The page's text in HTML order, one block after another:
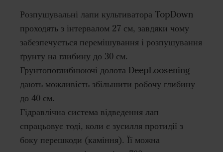
Розпушувальні лапи культиватора TopDown
проходять з інтервалом 27 см, завдяки чому
забезпечується перемішування і розпушування
ґрунту на глибину до 30 см.
Грунтопоглибнюючі долота DeepLoosening
дають можливість збільшити робочу глибину
до 40 см.
Гідравлічна система відведення лап
спрацьовує тоді, коли є зусилля протидії з
боку перешкоди (каміння). Її можна